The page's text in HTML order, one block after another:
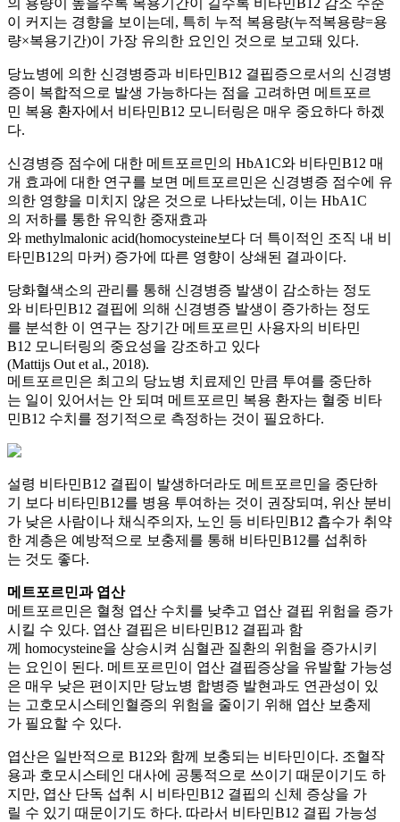
의 용량이 높을수록 복용기간이 길수록 비타민B12 감소 수준
이 커지는 경향을 보이는데, 특히 누적 복용량(누적복용량=용
량×복용기간)이 가장 유의한 요인인 것으로 보고돼 있다.
당뇨병에 의한 신경병증과 비타민B12 결핍증으로서의 신경병
증이 복합적으로 발생 가능하다는 점을 고려하면 메트포르
민 복용 환자에서 비타민B12 모니터링은 매우 중요하다 하겠
다.
신경병증 점수에 대한 메트포르민의 HbA1C와 비타민B12 매
개 효과에 대한 연구를 보면 메트포르민은 신경병증 점수에 유
의한 영향을 미치지 않은 것으로 나타났는데, 이는 HbA1C
의 저하를 통한 유익한 중재효과
와 methylmalonic acid(homocysteine보다 더 특이적인 조직 내 비
타민B12의 마커) 증가에 따른 영향이 상쇄된 결과이다.
당화혈색소의 관리를 통해 신경병증 발생이 감소하는 정도
와 비타민B12 결핍에 의해 신경병증 발생이 증가하는 정도
를 분석한 이 연구는 장기간 메트포르민 사용자의 비타민
B12 모니터링의 중요성을 강조하고 있다
(Mattijs Out et al., 2018).
메트포르민은 최고의 당뇨병 치료제인 만큼 투여를 중단하
는 일이 있어서는 안 되며 메트포르민 복용 환자는 혈중 비타
민B12 수치를 정기적으로 측정하는 것이 필요하다.
설령 비타민B12 결핍이 발생하더라도 메트포르민을 중단하
기 보다 비타민B12를 병용 투여하는 것이 권장되며, 위산 분비
가 낮은 사람이나 채식주의자, 노인 등 비타민B12 흡수가 취약
한 계층은 예방적으로 보충제를 통해 비타민B12를 섭취하
는 것도 좋다.
메트포르민과 엽산
메트포르민은 혈청 엽산 수치를 낮추고 엽산 결핍 위험을 증가
시킬 수 있다. 엽산 결핍은 비타민B12 결핍과 함
께 homocysteine을 상승시켜 심혈관 질환의 위험을 증가시키
는 요인이 된다. 메트포르민이 엽산 결핍증상을 유발할 가능성
은 매우 낮은 편이지만 당뇨병 합병증 발현과도 연관성이 있
는 고호모시스테인혈증의 위험을 줄이기 위해 엽산 보충제
가 필요할 수 있다.
엽산은 일반적으로 B12와 함께 보충되는 비타민이다. 조혈작
용과 호모시스테인 대사에 공통적으로 쓰이기 때문이기도 하
지만, 엽산 단독 섭취 시 비타민B12 결핍의 신체 증상을 가
릴 수 있기 때문이기도 하다. 따라서 비타민B12 결핍 가능성